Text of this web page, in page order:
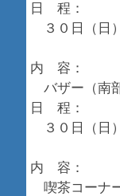
日 程：
３０日（日
内 容：
バザー（南
日 程：
３０日（日
内 容：
喫茶コーナ